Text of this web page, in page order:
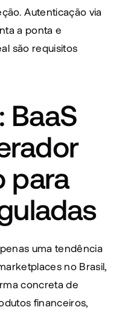
Autenticação via
a ponta e
são requisitos
BaaS
para
uma tendência
no Brasil,
concreta de
financeiros,